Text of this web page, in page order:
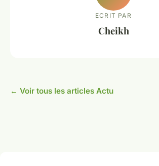
ECRIT PAR
Cheikh
← Voir tous les articles Actu